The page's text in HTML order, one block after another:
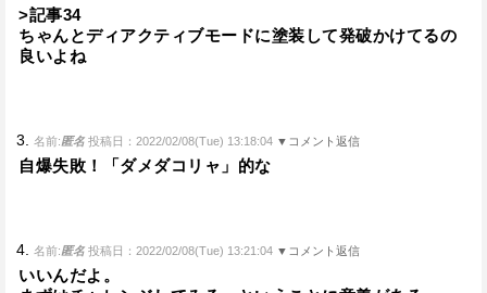
>記事34
ちゃんとディアクティブモードに塗装して発破かけてるの
良いよね
3. 名前:匿名 投稿日：2022/02/08(Tue) 13:18:04 ▼コメント返信
自爆失敗！「ダメダコリャ」的な
4. 名前:匿名 投稿日：2022/02/08(Tue) 13:21:04 ▼コメント返信
いいんだよ。